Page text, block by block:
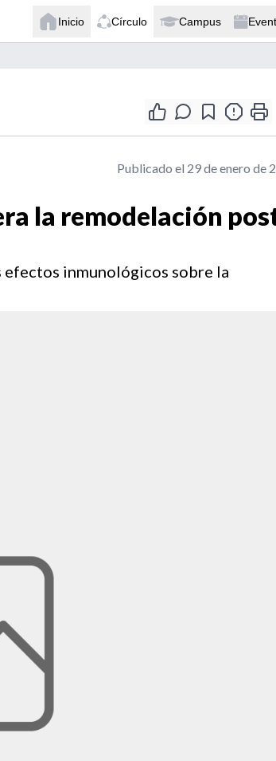
Inicio Círculo Campus
Publicado el 29 de enero de
la remodelación
inmunológicos sobre la